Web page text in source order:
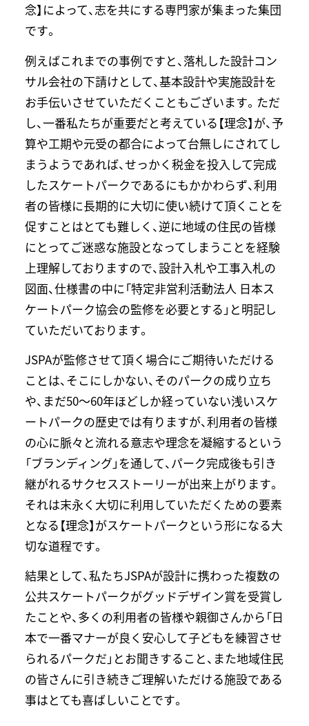
念】によって、志を共にする専門家が集まった集団
です。
例えばこれまでの事例ですと、落札した設計コン
サル会社の下請けとして、基本設計や実施設計を
お手伝いさせていただくこともございます。ただ
し、一番私たちが重要だと考えている【理念】が、予
算や工期や元受の都合によって台無しにされてし
まうようであれば、せっかく税金を投入して完成
したスケートパークであるにもかかわらず、利用
者の皆様に長期的に大切に使い続けて頂くことを
促すことはとても難しく、逆に地域の住民の皆様
にとってご迷惑な施設となってしまうことを経験
上理解しておりますので、設計入札や工事入札の
図面、仕様書の中に「特定非営利活動法人 日本ス
ケートパーク協会の監修を必要とする」と明記し
ていただいております。
JSPAが監修させて頂く場合にご期待いただける
ことは、そこにしかない、そのパークの成り立ち
や、まだ50～60年ほどしか経っていない浅いスケ
ートパークの歴史では有りますが、利用者の皆様
の心に脈々と流れる意志や理念を凝縮するという
「ブランディング」を通して、パーク完成後も引き
継がれるサクセスストーリーが出来上がります。
それは末永く大切に利用していただくための要素
となる【理念】がスケートパークという形になる大
切な道程です。
結果として、私たちJSPAが設計に携わった複数の
公共スケートパークがグッドデザイン賞を受賞し
たことや、多くの利用者の皆様や親御さんから「日
本で一番マナーが良く安心して子どもを練習させ
られるパークだ」とお聞きすること、また地域住民
の皆さんに引き続きご理解いただける施設である
事はとても喜ばしいことです。